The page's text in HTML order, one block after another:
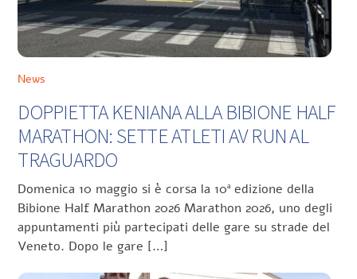
News
DOPPIETTA KENIANA ALLA BIBIONE HALF
MARATHON: SETTE ATLETI AV RUN AL
TRAGUARDO
Domenica 10 maggio si è corsa la 10ª edizione della
Bibione Half Marathon 2026 Marathon 2026, uno degli
appuntamenti più partecipati delle gare su strade del
Veneto. Dopo le gare […]